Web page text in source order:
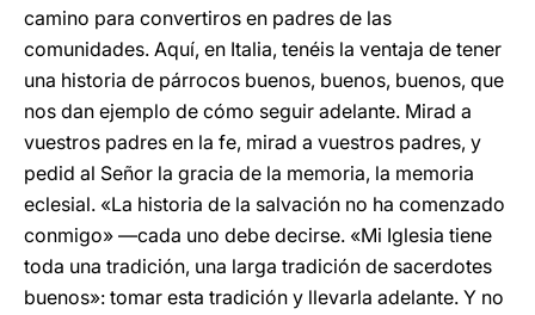
camino para convertiros en padres de las
comunidades. Aquí, en Italia, tenéis la ventaja de tener
una historia de párrocos buenos, buenos, buenos, que
nos dan ejemplo de cómo seguir adelante. Mirad a
vuestros padres en la fe, mirad a vuestros padres, y
pedid al Señor la gracia de la memoria, la memoria
eclesial. «La historia de la salvación no ha comenzado
conmigo» —cada uno debe decirse. «Mi Iglesia tiene
toda una tradición, una larga tradición de sacerdotes
buenos»: tomar esta tradición y llevarla adelante. Y no